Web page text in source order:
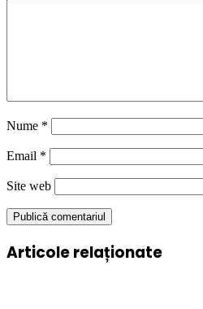
Nume *
Email *
Site web
Articole relaționate